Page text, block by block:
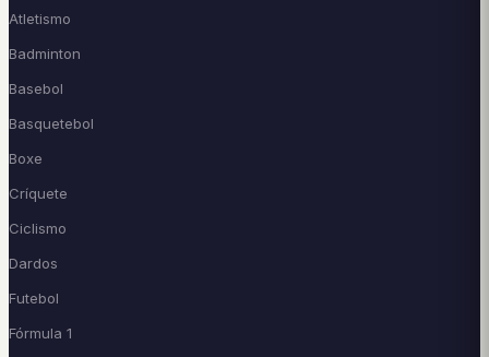
Atletismo
Badminton
Basebol
Basquetebol
Boxe
Críquete
Ciclismo
Dardos
Futebol
Fórmula 1